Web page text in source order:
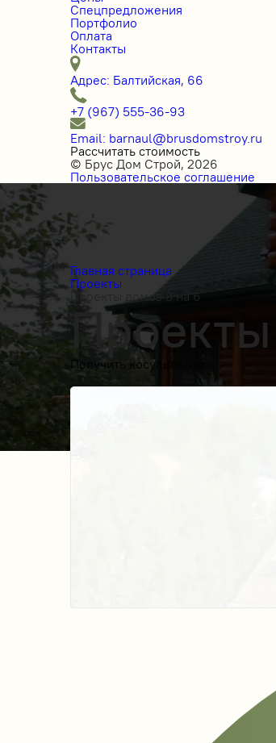
Спецпредложения
Портфолио
Оплата
Контакты
Адрес: Балтийская, 66
+7 (967) 555-36-93
Email: barnaul@brusdomstroy.ru
Рассчитать стоимость
© Брус Дом Строй, 2026
Пользовательское соглашение
Главная страница
Проекты
Проекты домов 8 на 6
Получить косультацию